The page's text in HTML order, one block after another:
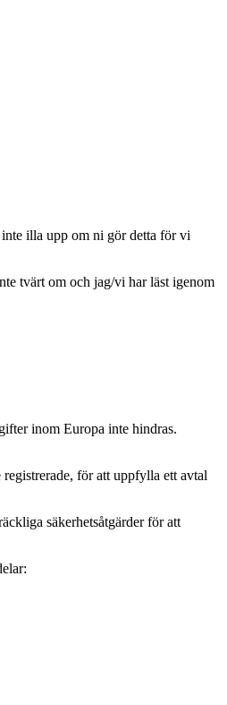
illa upp om ni gör detta för vi
tvärt om och jag/vi har läst igenom
inom Europa inte hindras.
för att uppfylla ett avtal
säkerhetsåtgärder för att